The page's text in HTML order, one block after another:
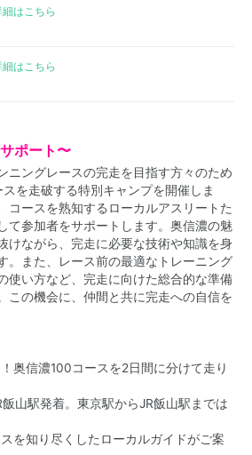
細はこちら
細はこちら
ポート〜
ニングレースの完走を目指す方々のため
を走破する特別キャンプを開催しま
コースを熟知するローカルアスリートた
て参加者をサポートします。奥信濃の魅
けながら、完走に必要な技術や知識を身
。また、レース前の最適なトレーニング
使い方など、完走に向けた総合的な準備
この機会に、仲間と共に完走への自信を
奥信濃100コースを2日間に分けて走り
山駅発着。東京駅からJR飯山駅までは
を知り尽くしたローカルガイドがご案